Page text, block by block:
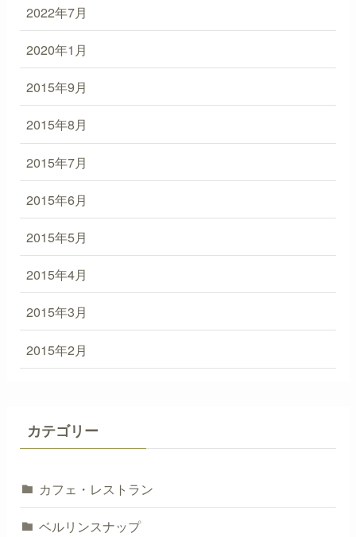
2022年7月
2020年1月
2015年9月
2015年8月
2015年7月
2015年6月
2015年5月
2015年4月
2015年3月
2015年2月
カテゴリー
カフェ・レストラン
ベルリンスナップ